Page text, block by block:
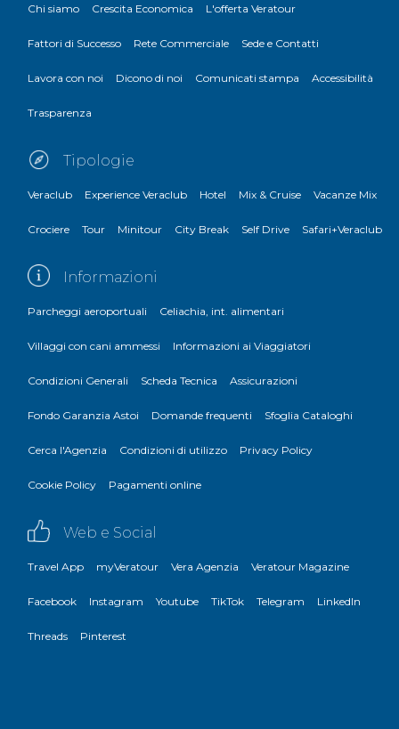
Chi siamo Crescita Economica L'offerta Veratour
Fattori di Successo Rete Commerciale Sede e Contatti
Lavora con noi Dicono di noi Comunicati stampa Accessibilità
Trasparenza
Tipologie
Veraclub Experience Veraclub Hotel Mix & Cruise Vacanze Mix
Crociere Tour Minitour City Break Self Drive Safari+Veraclub
Informazioni
Parcheggi aeroportuali Celiachia, int. alimentari
Villaggi con cani ammessi Informazioni ai Viaggiatori
Condizioni Generali Scheda Tecnica Assicurazioni
Fondo Garanzia Astoi Domande frequenti Sfoglia Cataloghi
Cerca l'Agenzia Condizioni di utilizzo Privacy Policy
Cookie Policy Pagamenti online
Web e Social
Travel App myVeratour Vera Agenzia Veratour Magazine
Facebook Instagram Youtube TikTok Telegram LinkedIn
Threads Pinterest